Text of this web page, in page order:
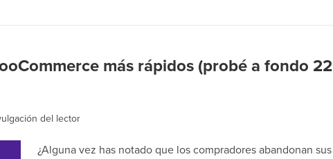
más rápidos (probé a fondo 22
del lector
¿Alguna vez has notado que los compradores abandonan sus